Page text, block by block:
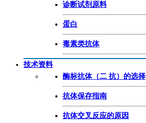
诊断试剂原料
蛋白
毒素类抗体
技术资料
酶标抗体（二 抗）的选择
抗体保存指南
抗体交叉反应的原因